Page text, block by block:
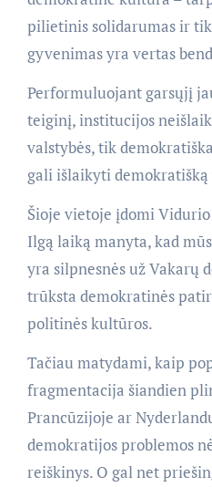
pilietinis solidarumas ir
gyvenimas yra vertas
Performuluojant garsųjį
teiginį, institucijos
valstybės, tik
gali išlaikyti demokratišką
Šioje vietoje įdomi
Ilgą laiką manyta, kad
yra silpnesnės už Vakarų
trūksta demokratinės
politinės kultūros.
Tačiau matydami, kaip
fragmentacija šiandien
Prancūzijoje ar
demokratijos problemos
reiškinys. O gal net